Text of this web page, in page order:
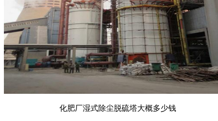
化肥厂湿式除尘脱硫塔大概多少钱